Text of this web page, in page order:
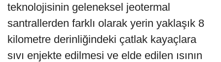
teknolojisinin geleneksel jeotermal
santrallerden farklı olarak yerin yaklaşık 8
kilometre derinliğindeki çatlak kayaçlara
sıvı enjekte edilmesi ve elde edilen ısının